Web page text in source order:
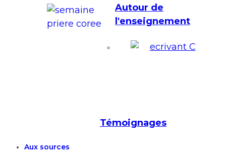
Autour de
l'enseignement
Témoignages
Aux sources